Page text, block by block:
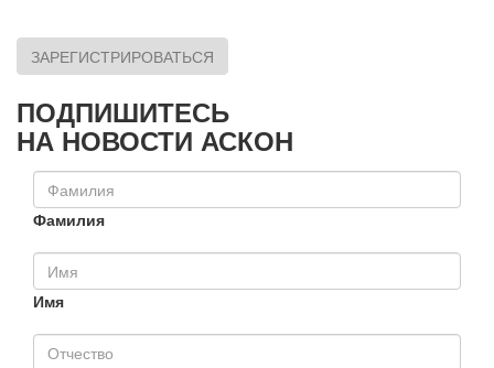
ЗАРЕГИСТРИРОВАТЬСЯ
ПОДПИШИТЕСЬ
НА НОВОСТИ АСКОН
Фамилия
Имя